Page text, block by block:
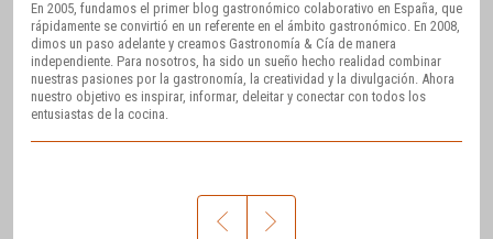
En 2005, fundamos el primer blog gastronómico colaborativo en España, que
rápidamente se convirtió en un referente en el ámbito gastronómico. En 2008,
dimos un paso adelante y creamos Gastronomía & Cía de manera
independiente. Para nosotros, ha sido un sueño hecho realidad combinar
nuestras pasiones por la gastronomía, la creatividad y la divulgación. Ahora
nuestro objetivo es inspirar, informar, deleitar y conectar con todos los
entusiastas de la cocina.